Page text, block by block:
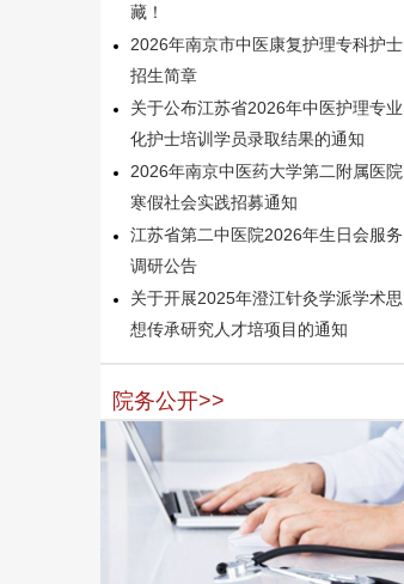
藏！
2026年南京市中医康复护理专科护士
招生简章
关于公布江苏省2026年中医护理专业
化护士培训学员录取结果的通知
2026年南京中医药大学第二附属医院
寒假社会实践招募通知
江苏省第二中医院2026年生日会服务
调研公告
关于开展2025年澄江针灸学派学术思
想传承研究人才培项目的通知
院务公开>>